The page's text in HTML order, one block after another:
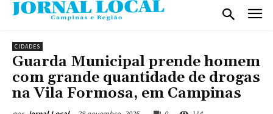
CIDADES
Guarda Municipal prende homem
com grande quantidade de drogas
na Vila Formosa, em Campinas